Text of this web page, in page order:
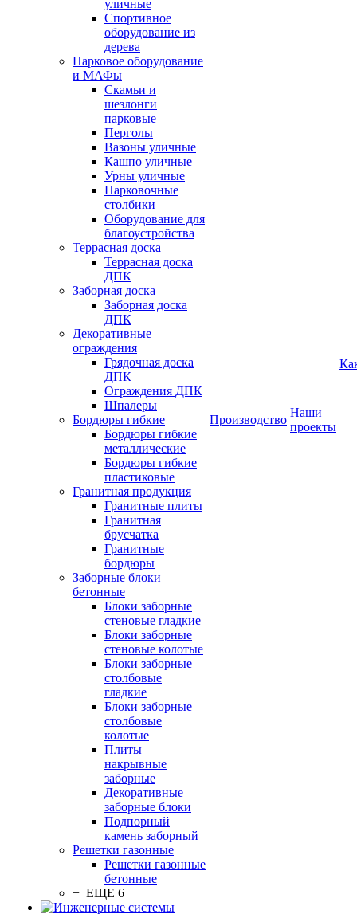
уличные
Спортивное
оборудование из
дерева
Парковое оборудование
и МАФы
Скамьи и
шезлонги
парковые
Перголы
Вазоны уличные
Кашпо уличные
Урны уличные
Парковочные
столбики
Оборудование для
благоустройства
Террасная доска
Террасная доска
ДПК
Заборная доска
Заборная доска
ДПК
Декоративные
ограждения
Грядочная доска
ДПК
Ограждения ДПК
Шпалеры
Бордюры гибкие
Бордюры гибкие
металлические
Бордюры гибкие
пластиковые
Гранитная продукция
Гранитные плиты
Гранитная
брусчатка
Гранитные
бордюры
Заборные блоки
бетонные
Блоки заборные
стеновые гладкие
Блоки заборные
стеновые колотые
Блоки заборные
столбовые
гладкие
Блоки заборные
столбовые
колотые
Плиты
накрывные
заборные
Декоративные
заборные блоки
Подпорный
камень заборный
Решетки газонные
Решетки газонные
бетонные
+ ЕЩЕ 6
Производство
Наши
проекты